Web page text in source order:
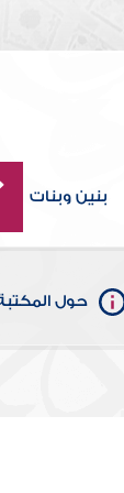
بنين وبنات
حول